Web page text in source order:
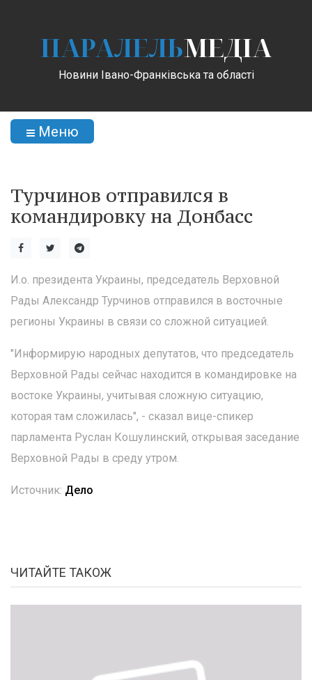
ПАРАЛЕЛЬМЕДІА
Новини Івано-Франківська та області
Меню
Турчинов отправился в
командировку на Донбасс
И.о. президента Украины, председатель Верховной
Рады Александр Турчинов отправился в восточные
регионы Украины в связи со сложной ситуацией.
"Информирую народных депутатов, что председатель
Верховной Рады сейчас находится в командировке на
востоке Украины, учитывая сложную ситуацию,
которая там сложилась", - сказал вице-спикер
парламента Руслан Кошулинский, открывая заседание
Верховной Рады в среду утром.
Источник: Дело
ЧИТАЙТЕ ТАКОЖ